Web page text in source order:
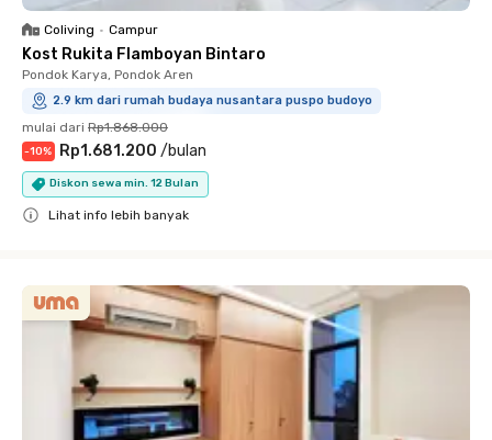
Coliving • Campur
Kost Rukita Flamboyan Bintaro
Pondok Karya, Pondok Aren
2.9 km dari rumah budaya nusantara puspo budoyo
mulai dari Rp1.868.000
-10% Rp1.681.200 /bulan
Diskon sewa min. 12 Bulan
Lihat info lebih banyak